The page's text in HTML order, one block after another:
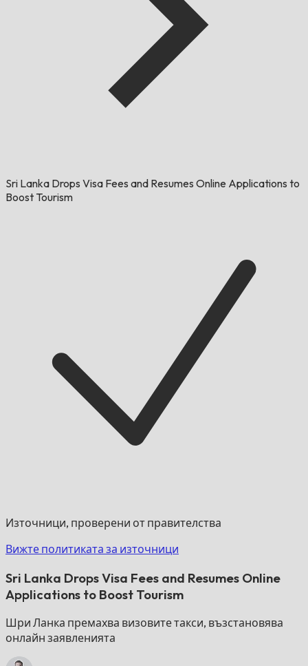
Sri Lanka Drops Visa Fees and Resumes Online Applications to
Boost Tourism
Източници, проверени от правителства
Вижте политиката за източници
Sri Lanka Drops Visa Fees and Resumes Online
Applications to Boost Tourism
Шри Ланка премахва визовите такси, възстановява
онлайн заявленията